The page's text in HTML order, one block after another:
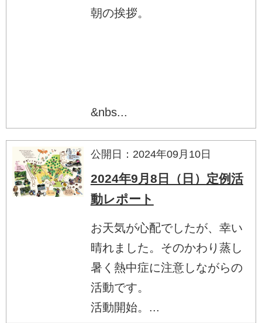
朝の挨拶。
&nbs...
公開日：2024年09月10日
2024年9月8日（日）定例活
動レポート
お天気が心配でしたが、幸い
晴れました。そのかわり蒸し
暑く熱中症に注意しながらの
活動です。
活動開始。...